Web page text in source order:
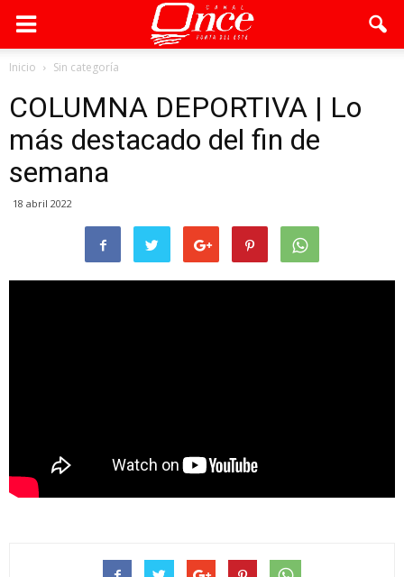
Inicio Sin categoría
COLUMNA DEPORTIVA | Lo
más destacado del fin de
semana
18 abril 2022